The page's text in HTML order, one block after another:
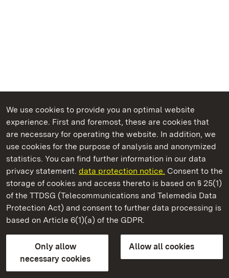
We use cookies to provide you an optimal website
experience. First and foremost, these are cookies that
are necessary for operating the website. In addition, we
use cookies for the purpose of analysis and anonymized
statistics. You can find further information in our data
privacy statement. data protection notice. Consent to the
storage of cookies and access thereto is based on § 25(1)
of the TTDSG (Telecommunications and Telemedia Data
Protection Act) and consent to further data processing is
based on Article 6(1)(a) of the GDPR.
Only allow
necessary cookies
Allow all cookies
State Palaces and Gardens of Baden-Wuerttemberg
Domnick Collection
State Palaces and Gardens of Baden-Wuerttemberg
FAQMasthead Data protection
Declaration on barrier-free access